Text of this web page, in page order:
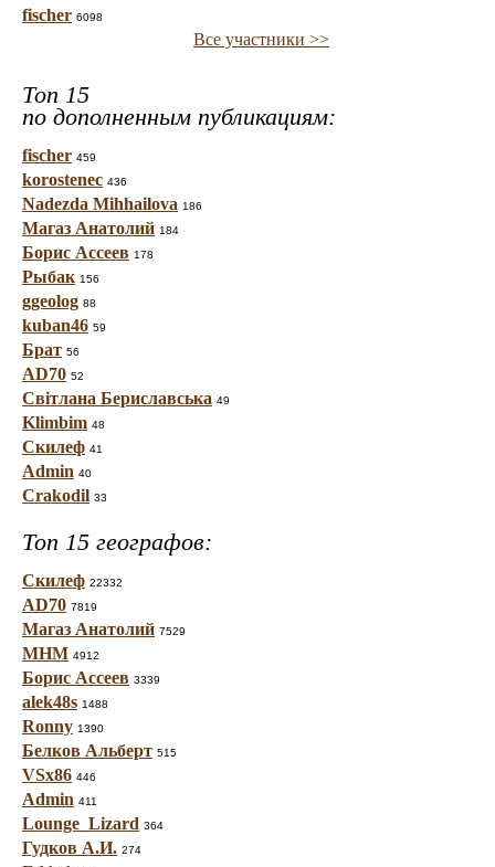
fischer 6098
Все участники >>
Топ 15
по дополненным публикациям:
fischer 459
korostenec 436
Nadezda Mihhailova 186
Магаз Анатолий 184
Борис Ассеев 178
Рыбак 156
ggeolog 88
kuban46 59
Брат 56
AD70 52
Світлана Бериславська 49
Klimbim 48
Скилеф 41
Admin 40
Crakodil 33
Топ 15 географов:
Скилеф 22332
AD70 7819
Магаз Анатолий 7529
МНМ 4912
Борис Ассеев 3339
alek48s 1488
Ronny 1390
Белков Альберт 515
VSx86 446
Admin 411
Lounge_Lizard 364
Гудков А.И. 274